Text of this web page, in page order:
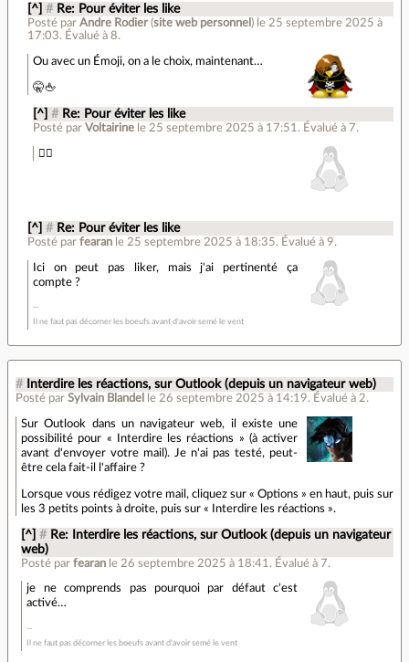
[^] # Re: Pour éviter les like
Posté par Andre Rodier(site web personnel ) le 25 septembre 2025 à
17:03.Évalué à 8.
Ou avec un Émoji, on a le choix, maintenant…
🤫🖕
[^] # Re: Pour éviter les like
Posté parVoltairine le 25 septembre 2025 à 17:51 . Évalué à7.
👍🏼
[^] # Re: Pour éviter les like
Posté par fearan le 25 septembre 2025 à 18:35. Évalué à 9.
Ici on peut pas liker, mais j'ai pertinenté ça
compte ?
Il ne faut pas décorner les boeufs avant d'avoir semé le vent
# Interdire les réactions, sur Outlook (depuis un navigateur web)
Posté par Sylvain Blandel le 26 septembre 2025 à 14:19. Évalué à 2.
Sur Outlook dans un navigateur web, il existe une
possibilité pour « Interdire les réactions » (à activer
avant d'envoyer votre mail). Je n'ai pas testé, peut-
être cela fait-il l'affaire ?
Lorsque vous rédigez votre mail, cliquez sur « Options » en haut, puis sur
les 3 petits points à droite, puis sur « Interdire les réactions ».
[^] # Re: Interdire les réactions, sur Outlook (depuis un navigateur
web)
Posté parfearan le 26 septembre 2025 à 18:41 . Évalué à7.
je ne comprends pas pourquoi par défaut c'est
activé…
Il ne faut pas décorner les boeufs avant d'avoir semé le vent